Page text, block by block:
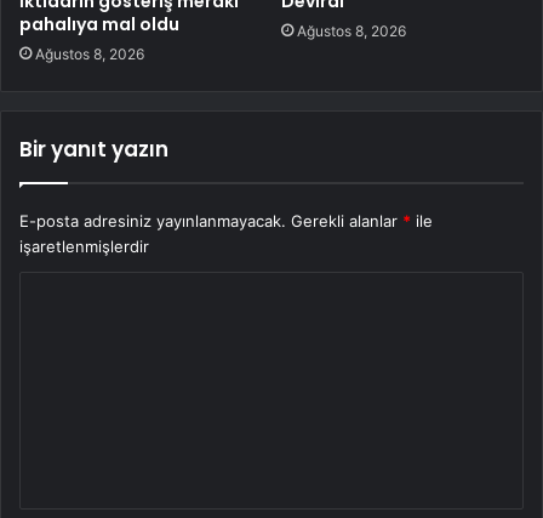
pahalıya mal oldu
Ağustos 8, 2026
Ağustos 8, 2026
Bir yanıt yazın
E-posta adresiniz yayınlanmayacak. Gerekli alanlar * ile
işaretlenmişlerdir